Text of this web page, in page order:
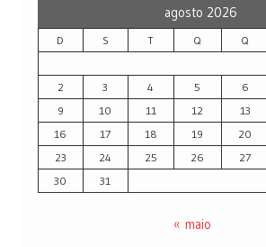
agosto 2026
D S T Q Q
2
3 4 5 6
9
10 11 12 13
16
17 18 19 20
23
24 25 26 27
30
31
« maio